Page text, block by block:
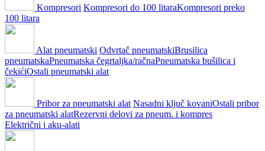
Kompresori Kompresori do 100 litaraKompresori preko
100 litara
Alat pneumatski Odvrtač pneumatskiBrusilica
pneumatskaPneumatska čegrtaljka/račnaPneumatska bušilica i
čekićiOstali pneumatski alat
Pribor za pneumatski alat Nasadni ključ kovaniOstali pribor
za pneumatski alatRezervni delovi za pneum. i kompres
Električni i aku-alati